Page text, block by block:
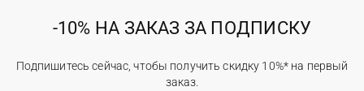
-10% НА ЗАКАЗ ЗА ПОДПИСКУ
Подпишитесь сейчас, чтобы получить скидку 10%* на первый
заказ.